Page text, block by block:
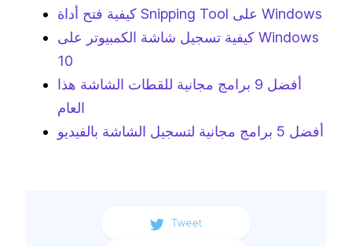
كيفية فتح أداة Snipping Tool على Windows
كيفية تسجيل شاشة الكمبيوتر على Windows
10
أفضل 9 برامج مجانية للقطات الشاشة هذا
العام
أفضل 5 برامج مجانية لتسجيل الشاشة بالفيديو